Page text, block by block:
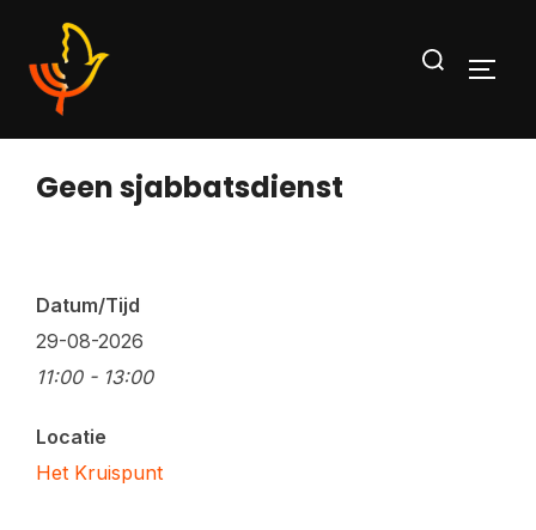
inhoud
Zoek
Geen sjabbatsdienst
Datum/Tijd
29-08-2026
11:00 - 13:00
Locatie
Het Kruispunt